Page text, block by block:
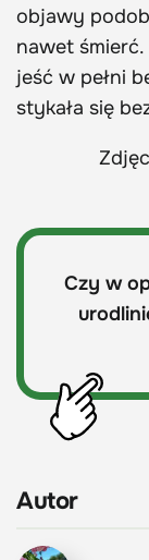
objawy
nawet śmierć.
jeść w pełni
stykała się
Czy w
Autor